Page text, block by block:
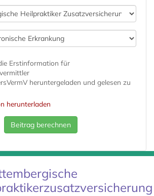
Erstinformation für
heruntergeladen und gelesen zu
herunterladen
Beitrag berechnen